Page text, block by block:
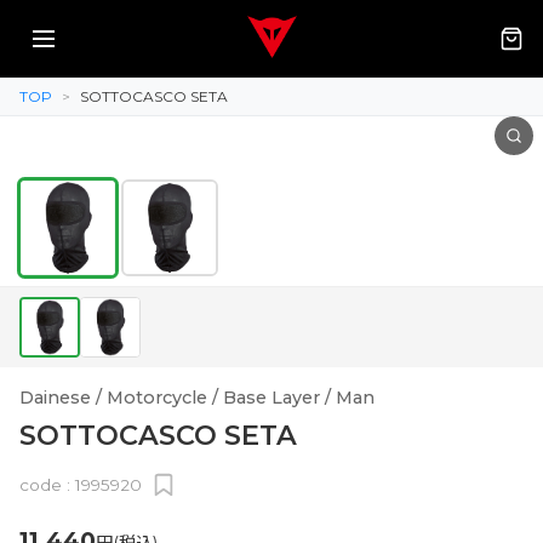
TOP > SOTTOCASCO SETA
Dainese / Motorcycle / Base Layer / Man
SOTTOCASCO SETA
code : 1995920